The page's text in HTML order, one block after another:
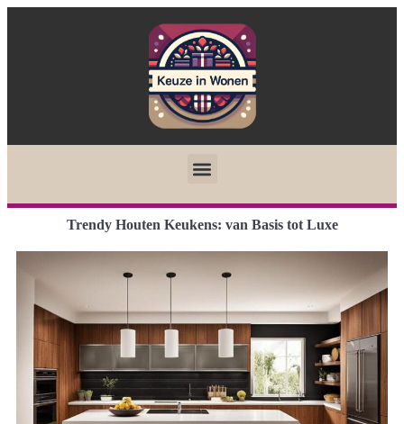
Trendy Houten Keukens: van Basis tot Luxe